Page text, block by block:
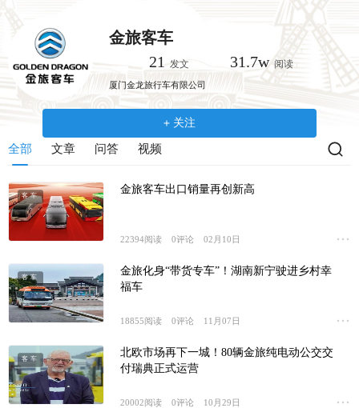
主
要
内
容
金旅客车
21
发文 31.7w 阅读
厦门金龙旅行车有限公司
关注
全部 文章 问答 视频
客车 金旅客车出口销量再创新高
22394阅读 0评论 02月10日
客车
金旅化身“带货专车”！湖南新宁驶进乡村幸
福车
18855阅读 0评论 11月07日
客车
北欧市场再下一城！80辆金旅纯电动公交交
付瑞典正式运营
20002阅读 0评论 10月29日